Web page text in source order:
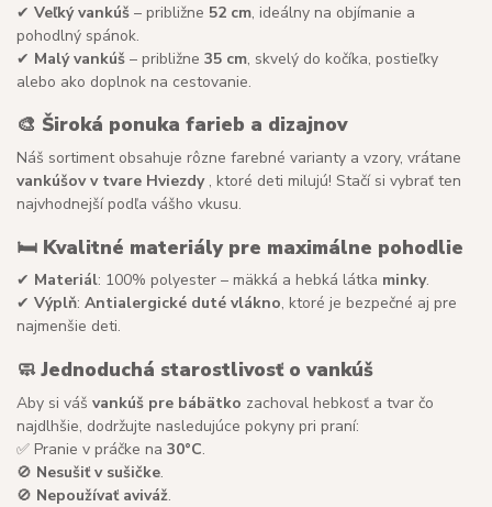
✔ Veľký vankúš – približne 52 cm, ideálny na objímanie a
pohodlný spánok.
✔ Malý vankúš – približne 35 cm, skvelý do kočíka, postieľky
alebo ako doplnok na cestovanie.
🎨 Široká ponuka farieb a dizajnov
Náš sortiment obsahuje rôzne farebné varianty a vzory, vrátane
vankúšov v tvare Hviezdy , ktoré deti milujú! Stačí si vybrať ten
najvhodnejší podľa vášho vkusu.
🛏 Kvalitné materiály pre maximálne pohodlie
✔ Materiál: 100% polyester – mäkká a hebká látka minky.
✔ Výplň: Antialergické duté vlákno, ktoré je bezpečné aj pre
najmenšie deti.
🧼Jednoduchá starostlivosť o vankúš
Aby si váš vankúš pre bábätko zachoval hebkosť a tvar čo
najdlhšie, dodržujte nasledujúce pokyny pri praní:
✅ Pranie v práčke na 30°C.
🚫 Nesušiť v sušičke.
🚫 Nepoužívať aviváž.